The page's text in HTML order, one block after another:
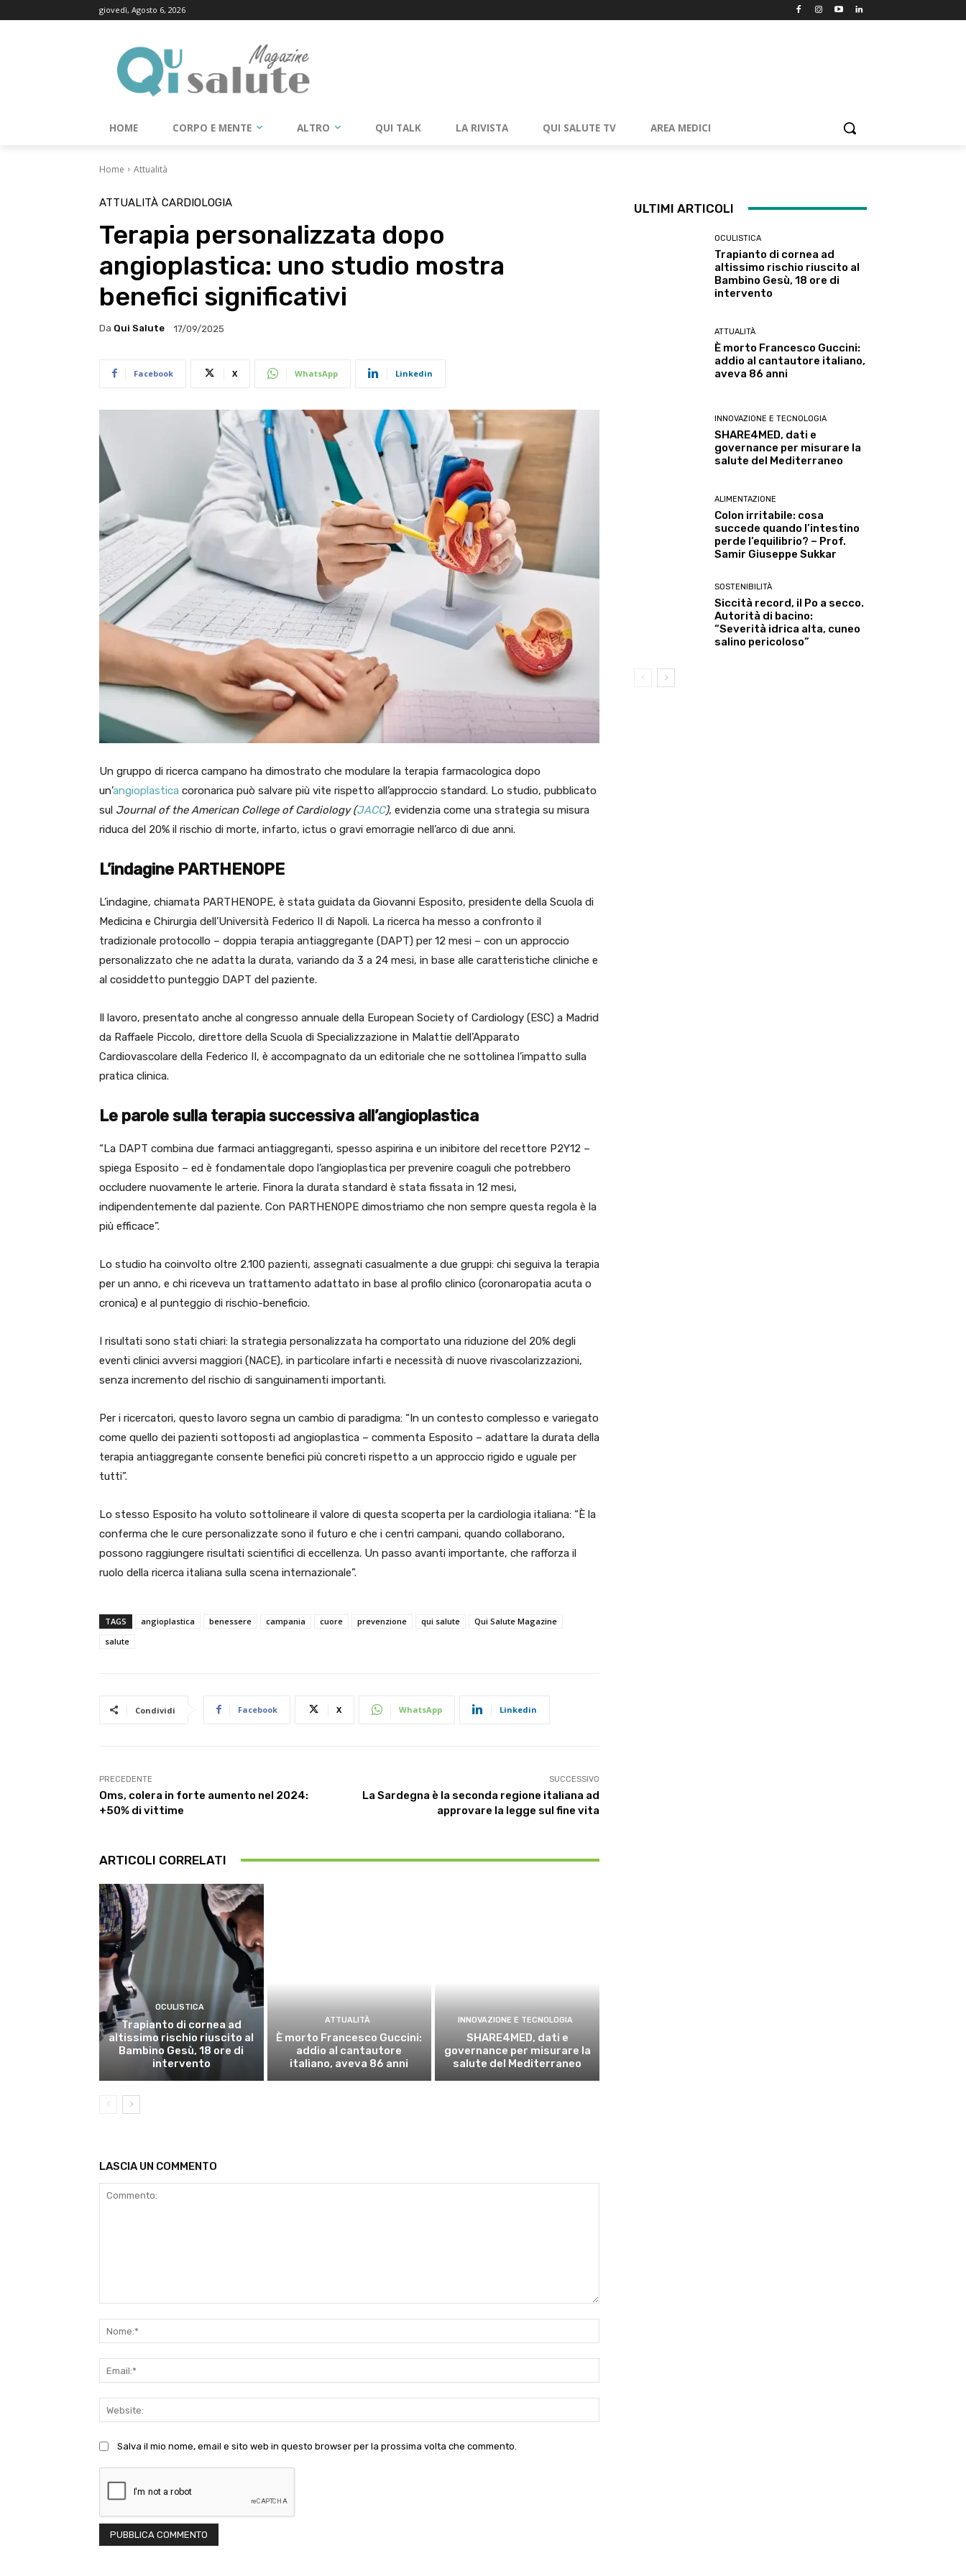
giovedì, Agosto 6, 2026
HOME CORPO E MENTE ALTRO QUI TALK LA RIVISTA QUI SALUTE TV AREA MEDICI
Home Attualità
ATTUALITÀ CARDIOLOGIA
Terapia personalizzata dopo
angioplastica: uno studio mostra
benefici significativi
Da Qui Salute 17/09/2025
Facebook X WhatsApp Linkedin
Un gruppo di ricerca campano ha dimostrato che modulare la terapia farmacologica dopo
un’angioplastica coronarica può salvare più vite rispetto all’approccio standard. Lo studio, pubblicato
sul Journal of the American College of Cardiology (JACC), evidenzia come una strategia su misura
riduca del 20% il rischio di morte, infarto, ictus o gravi emorragie nell’arco di due anni.
L’indagine PARTHENOPE
L’indagine, chiamata PARTHENOPE, è stata guidata da Giovanni Esposito, presidente della Scuola di
Medicina e Chirurgia dell’Università Federico II di Napoli. La ricerca ha messo a confronto il
tradizionale protocollo – doppia terapia antiaggregante (DAPT) per 12 mesi – con un approccio
personalizzato che ne adatta la durata, variando da 3 a 24 mesi, in base alle caratteristiche cliniche e
al cosiddetto punteggio DAPT del paziente.
Il lavoro, presentato anche al congresso annuale della European Society of Cardiology (ESC) a Madrid
da Raffaele Piccolo, direttore della Scuola di Specializzazione in Malattie dell’Apparato
Cardiovascolare della Federico II, è accompagnato da un editoriale che ne sottolinea l’impatto sulla
pratica clinica.
Le parole sulla terapia successiva all’angioplastica
“La DAPT combina due farmaci antiaggreganti, spesso aspirina e un inibitore del recettore P2Y12 –
spiega Esposito – ed è fondamentale dopo l’angioplastica per prevenire coaguli che potrebbero
occludere nuovamente le arterie. Finora la durata standard è stata fissata in 12 mesi,
indipendentemente dal paziente. Con PARTHENOPE dimostriamo che non sempre questa regola è la
più efficace”.
Lo studio ha coinvolto oltre 2.100 pazienti, assegnati casualmente a due gruppi: chi seguiva la terapia
per un anno, e chi riceveva un trattamento adattato in base al profilo clinico (coronaropatia acuta o
cronica) e al punteggio di rischio-beneficio.
I risultati sono stati chiari: la strategia personalizzata ha comportato una riduzione del 20% degli
eventi clinici avversi maggiori (NACE), in particolare infarti e necessità di nuove rivascolarizzazioni,
senza incremento del rischio di sanguinamenti importanti.
Per i ricercatori, questo lavoro segna un cambio di paradigma: “In un contesto complesso e variegato
come quello dei pazienti sottoposti ad angioplastica – commenta Esposito – adattare la durata della
terapia antiaggregante consente benefici più concreti rispetto a un approccio rigido e uguale per
tutti”.
Lo stesso Esposito ha voluto sottolineare il valore di questa scoperta per la cardiologia italiana: “È la
conferma che le cure personalizzate sono il futuro e che i centri campani, quando collaborano,
possono raggiungere risultati scientifici di eccellenza. Un passo avanti importante, che rafforza il
ruolo della ricerca italiana sulla scena internazionale”.
TAGS angioplastica benessere campania cuore prevenzione qui salute
Qui Salute Magazine
salute
Condividi Facebook X WhatsApp Linkedin
PRECEDENTE
Oms, colera in forte aumento nel 2024:
+50% di vittime
SUCCESSIVO
La Sardegna è la seconda regione italiana ad
approvare la legge sul fine vita
ARTICOLI CORRELATI
OCULISTICA
Trapianto di cornea ad
altissimo rischio riuscito al
Bambino Gesù, 18 ore di
intervento
ATTUALITÀ
È morto Francesco Guccini:
addio al cantautore
italiano, aveva 86 anni
INNOVAZIONE E TECNOLOGIA
SHARE4MED, dati e
governance per misurare la
salute del Mediterraneo
LASCIA UN COMMENTO
Salva il mio nome, email e sito web in questo browser per la prossima volta che commento.
ULTIMI ARTICOLI
OCULISTICA
Trapianto di cornea ad
altissimo rischio riuscito al
Bambino Gesù, 18 ore di
intervento
ATTUALITÀ
È morto Francesco Guccini:
addio al cantautore italiano,
aveva 86 anni
INNOVAZIONE E TECNOLOGIA
SHARE4MED, dati e
governance per misurare la
salute del Mediterraneo
ALIMENTAZIONE
Colon irritabile: cosa
succede quando l’intestino
perde l’equilibrio? – Prof.
Samir Giuseppe Sukkar
SOSTENIBILITÀ
Siccità record, il Po a secco.
Autorità di bacino:
“Severità idrica alta, cuneo
salino pericoloso”